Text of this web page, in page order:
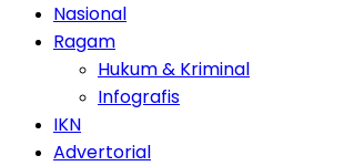
Nasional
Ragam
Hukum & Kriminal
Infografis
IKN
Advertorial